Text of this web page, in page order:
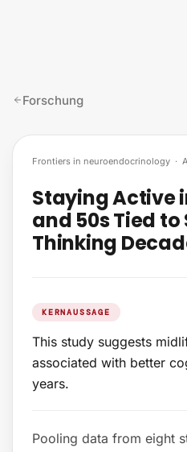
Forschung
Frontiers in neuroendocrinology ·
Staying Active
and 50s Tied to
Thinking
KERNAUSSAGE
This study suggests
associated with better
years.
Pooling data from eight